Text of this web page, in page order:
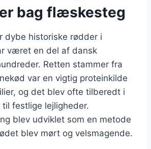
bag flæskesteg
dybe historiske rødder i
været en del af dansk
Retten stammer fra
var en vigtig proteinkilde
og det blev ofte tilberedt i
festlige lejligheder.
blev udviklet som en metode
blev mørt og velsmagende.